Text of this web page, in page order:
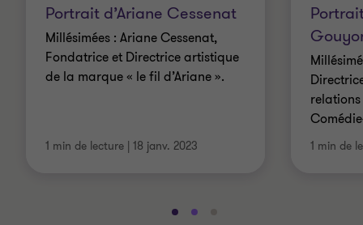
Portrait d’Ariane Cessenat
Millésimées : Ariane Cessenat,
Fondatrice et Directrice artistique
de la marque « le fil d’Ariane ».
1 min de lecture 18 janv. 2023 1 min de
AllerAller